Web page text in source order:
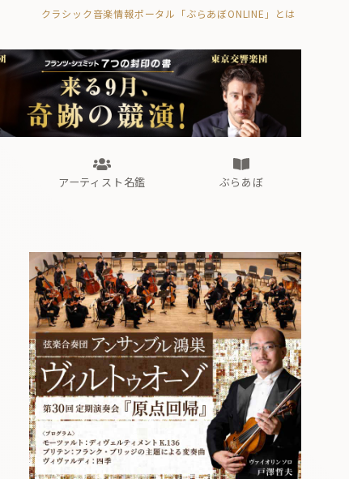
クラシック音楽情報ポータル「ぶらあぼONLINE」とは
ぶらあぼブラス！
フォルテピアノ・オデッセイ
アーティスト名鑑 ぶらあぼ
ぶらあぼブラス！
フォルテピアノ・オデッセイ